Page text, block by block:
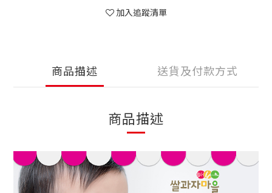
加入追蹤清單
商品描述 送貨及付款方式
商品描述